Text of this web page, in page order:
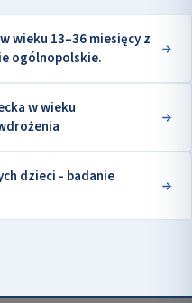
wieku 13–36 miesięcy z
ogólnopolskie.
w wieku
dzieci - badanie